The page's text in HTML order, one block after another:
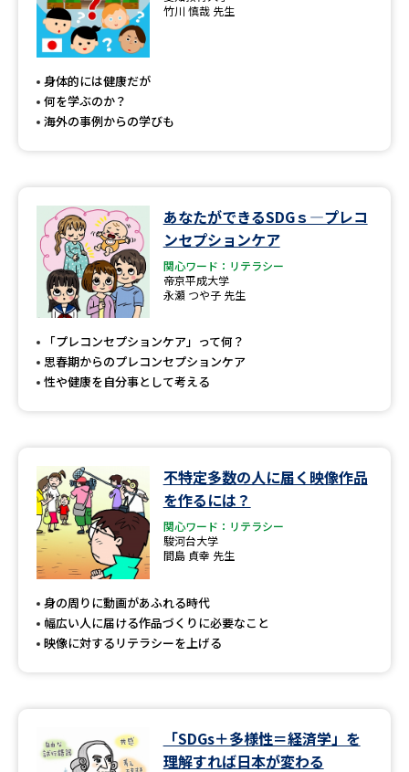
学問の教科書 夢ナビライブ
ユーザーサポート
Ｑ＆Ａ よくあるご質問
お支払いサイト
個人情報取扱規定
特定商取引表記
テレメール進学カタログ
訂正のご案内
竹川 慎哉 先生
身体的には健康だが
何を学ぶのか？
海外の事例からの学びも
あなたができるSDGｓ―プレコ
ンセプションケア
関心ワード：リテラシー
帝京平成大学
永瀬 つや子 先生
「プレコンセプションケア」って何？
思春期からのプレコンセプションケア
性や健康を自分事として考える
不特定多数の人に届く映像作品
を作るには？
関心ワード：リテラシー
駿河台大学
間島 貞幸 先生
身の周りに動画があふれる時代
幅広い人に届ける作品づくりに必要なこと
映像に対するリテラシーを上げる
「SDGs＋多様性＝経済学」を
理解すれば日本が変わる